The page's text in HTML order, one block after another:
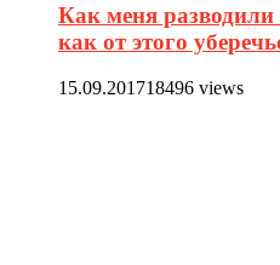
Как меня
как от этого
15.09.201718496 views